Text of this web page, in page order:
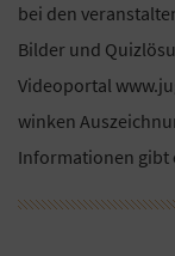
bei den
Bilder und
Videoportal
winken
Informationen gibt